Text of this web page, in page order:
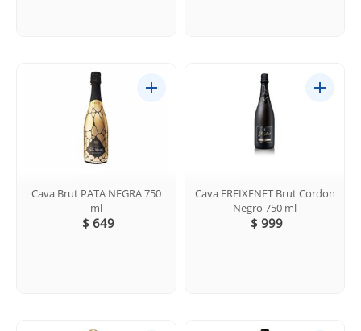
Cava Brut PATA NEGRA 750
ml
$ 649
Cava FREIXENET Brut Cordon
Negro 750 ml
$ 999